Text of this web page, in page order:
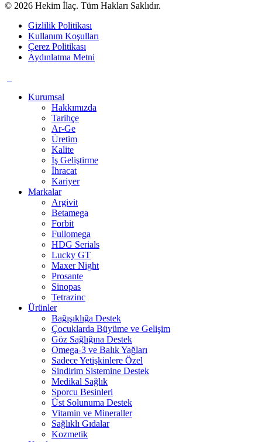
© 2026 Hekim İlaç. Tüm Hakları Saklıdır.
Gizlilik Politikası
Kullanım Koşulları
Çerez Politikası
Aydınlatma Metni
Kurumsal
Hakkımızda
Tarihçe
Ar-Ge
Üretim
Kalite
İş Geliştirme
İhracat
Kariyer
Markalar
Argivit
Betamega
Forbit
Fullomega
HDG Serials
Lucky GT
Maxer Night
Prosante
Sinopas
Tetrazinc
Ürünler
Bağışıklığa Destek
Çocuklarda Büyüme ve Gelişim
Göz Sağlığına Destek
Omega-3 ve Balık Yağları
Sadece Yetişkinlere Özel
Sindirim Sistemine Destek
Medikal Sağlık
Sporcu Besinleri
Üst Solunuma Destek
Vitamin ve Mineraller
Sağlıklı Gıdalar
Kozmetik